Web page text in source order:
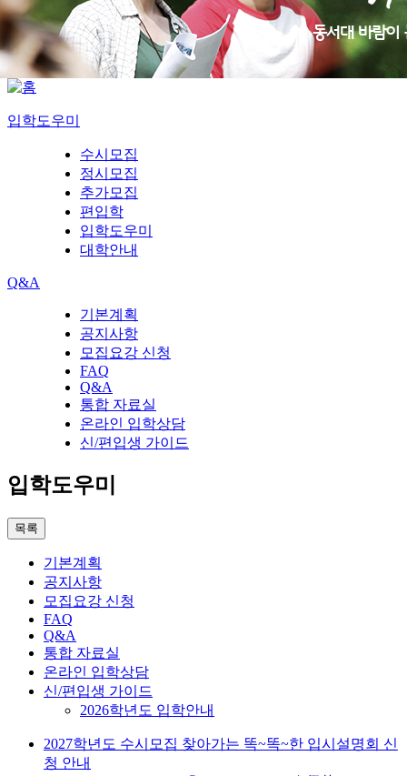
입학도우미
수시모집
정시모집
추가모집
편입학
입학도우미
대학안내
Q&A
기본계획
공지사항
모집요강 신청
FAQ
Q&A
통합 자료실
온라인 입학상담
신/편입생 가이드
입학도우미
목록
기본계획
공지사항
모집요강 신청
FAQ
Q&A
통합 자료실
온라인 입학상담
신/편입생 가이드
2026학년도 입학안내
2027학년도 수시모집 찾아가는 똑~똑~한 입시설명회 신
청 안내